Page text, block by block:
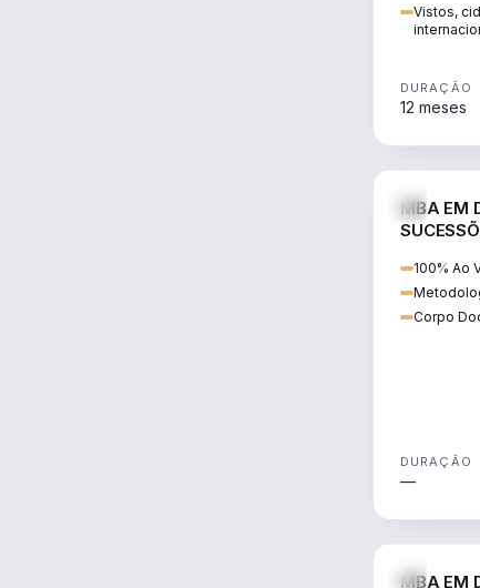
Vistos,
DURAÇÃO
12 meses
MBA EM
100% Ao
Corpo
DURAÇÃO
—
MBA EM